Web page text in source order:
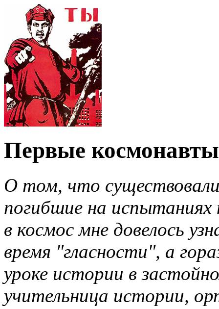
Первые космонавты
О том, что
погибшие на испытаниях
в космос мне довелось
время "гласности", а
уроке истории в
учительница истории,